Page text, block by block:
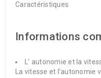
Caractéristiques
Informations
L’ autonomie et la
La vitesse et